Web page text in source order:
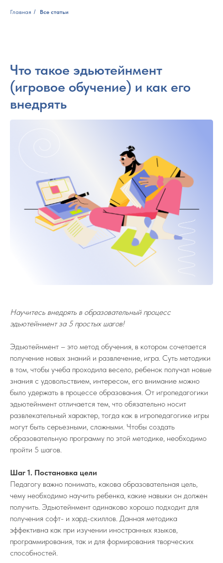
Главная / Все статьи
Что такое эдьютейнмент
(игровое обучение) и как его
внедрять
Научитесь внедрять в образовательный процесс
эдьютейнмент за 5 простых шагов!
Эдьютейнмент – это метод обучения, в котором сочетается
получение новых знаний и развлечение, игра. Суть методики
в том, чтобы учеба проходила весело, ребенок получал новые
знания с удовольствием, интересом, его внимание можно
было удержать в процессе образования. От игропедагогики
эдьютейнмент отличается тем, что обязательно носит
развлекательный характер, тогда как в игропедагогике игры
могут быть серьезными, сложными. Чтобы создать
образовательную программу по этой методике, необходимо
пройти 5 шагов.
Шаг 1. Постановка цели
Педагогу важно понимать, какова образовательная цель,
чему необходимо научить ребенка, какие навыки он должен
получить. Эдьютейнмент одинаково хорошо подходит для
получения софт- и хард-скиллов. Данная методика
эффективна как при изучении иностранных языков,
программирования, так и для формирования творческих
способностей.